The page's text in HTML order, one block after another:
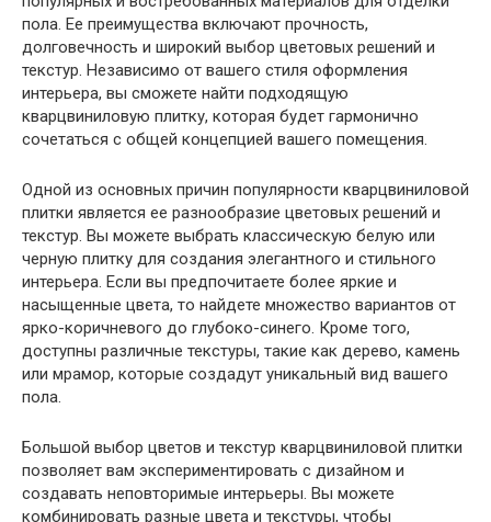
пола. Ее преимущества включают прочность,
долговечность и широкий выбор цветовых решений и
текстур. Независимо от вашего стиля оформления
интерьера, вы сможете найти подходящую
кварцвиниловую плитку, которая будет гармонично
сочетаться с общей концепцией вашего помещения.
Одной из основных причин популярности кварцвиниловой
плитки является ее разнообразие цветовых решений и
текстур. Вы можете выбрать классическую белую или
черную плитку для создания элегантного и стильного
интерьера. Если вы предпочитаете более яркие и
насыщенные цвета, то найдете множество вариантов от
ярко-коричневого до глубоко-синего. Кроме того,
доступны различные текстуры, такие как дерево, камень
или мрамор, которые создадут уникальный вид вашего
пола.
Большой выбор цветов и текстур кварцвиниловой плитки
позволяет вам экспериментировать с дизайном и
создавать неповторимые интерьеры. Вы можете
комбинировать разные цвета и текстуры, чтобы